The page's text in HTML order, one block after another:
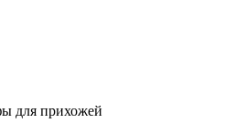
для прихожей